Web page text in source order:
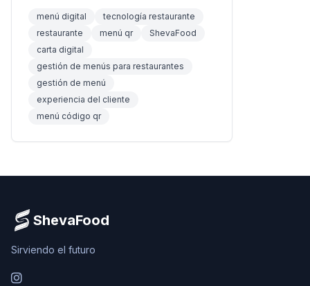
menú digital
tecnología restaurante
restaurante
menú qr
ShevaFood
carta digital
gestión de menús para restaurantes
gestión de menú
experiencia del cliente
menú código qr
ShevaFood
Sirviendo el futuro
Instagram